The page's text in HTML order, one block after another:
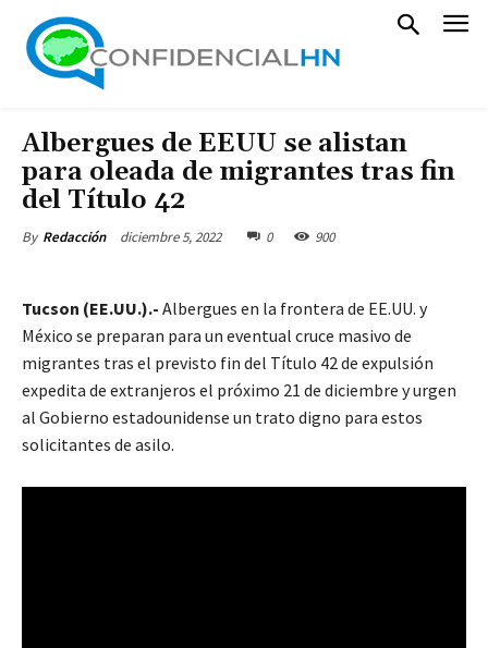
Albergues de EEUU se alistan
para oleada de migrantes tras fin
del Título 42
By Redacción diciembre 5, 2022 0 900
Tucson (EE.UU.).- Albergues en la frontera de EE.UU. y
México se preparan para un eventual cruce masivo de
migrantes tras el previsto fin del Título 42 de expulsión
expedita de extranjeros el próximo 21 de diciembre y urgen
al Gobierno estadounidense un trato digno para estos
solicitantes de asilo.